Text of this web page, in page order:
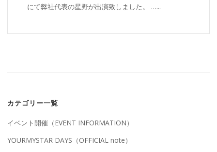
にて弊社代表の星野が出演致しました。 …...
カテゴリー一覧
イベント開催（EVENT INFORMATION）
YOURMYSTAR DAYS（OFFICIAL note）